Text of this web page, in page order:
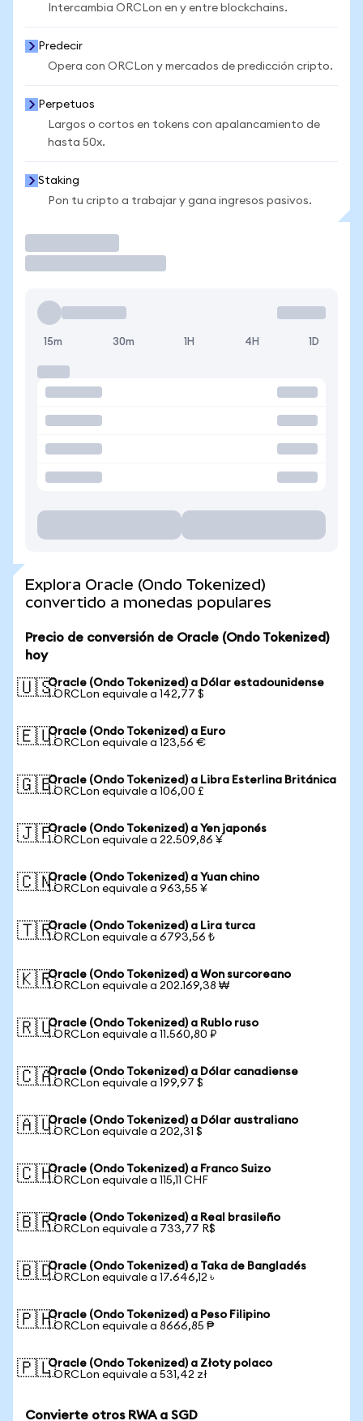
Intercambia ORCLon en y entre blockchains.
Predecir
Opera con ORCLon y mercados de predicción cripto.
Perpetuos
Largos o cortos en tokens con apalancamiento de
hasta 50x.
Staking
Pon tu cripto a trabajar y gana ingresos pasivos.
15m 30m 1H 4H 1D
Explora Oracle (Ondo Tokenized)
convertido a monedas populares
Precio de conversión de Oracle (Ondo Tokenized)
hoy
🇺🇸Oracle (Ondo Tokenized) a Dólar estadounidense
1 ORCLon equivale a 142,77 $
🇪🇺Oracle (Ondo Tokenized) a Euro
1 ORCLon equivale a 123,56 €
🇬🇧Oracle (Ondo Tokenized) a Libra Esterlina Británica
1 ORCLon equivale a 106,00 £
🇯🇵Oracle (Ondo Tokenized) a Yen japonés
1 ORCLon equivale a 22.509,86 ¥
🇨🇳Oracle (Ondo Tokenized) a Yuan chino
1 ORCLon equivale a 963,55 ¥
🇹🇷Oracle (Ondo Tokenized) a Lira turca
1 ORCLon equivale a 6793,56 ₺
🇰🇷Oracle (Ondo Tokenized) a Won surcoreano
1 ORCLon equivale a 202.169,38 ₩
🇷🇺Oracle (Ondo Tokenized) a Rublo ruso
1 ORCLon equivale a 11.560,80 ₽
🇨🇦Oracle (Ondo Tokenized) a Dólar canadiense
1 ORCLon equivale a 199,97 $
🇦🇺Oracle (Ondo Tokenized) a Dólar australiano
1 ORCLon equivale a 202,31 $
🇨🇭Oracle (Ondo Tokenized) a Franco Suizo
1 ORCLon equivale a 115,11 CHF
🇧🇷Oracle (Ondo Tokenized) a Real brasileño
1 ORCLon equivale a 733,77 R$
🇧🇩Oracle (Ondo Tokenized) a Taka de Bangladés
1 ORCLon equivale a 17.646,12 ৳
🇵🇭Oracle (Ondo Tokenized) a Peso Filipino
1 ORCLon equivale a 8666,85 ₱
🇵🇱Oracle (Ondo Tokenized) a Złoty polaco
1 ORCLon equivale a 531,42 zł
Convierte otros RWA a SGD